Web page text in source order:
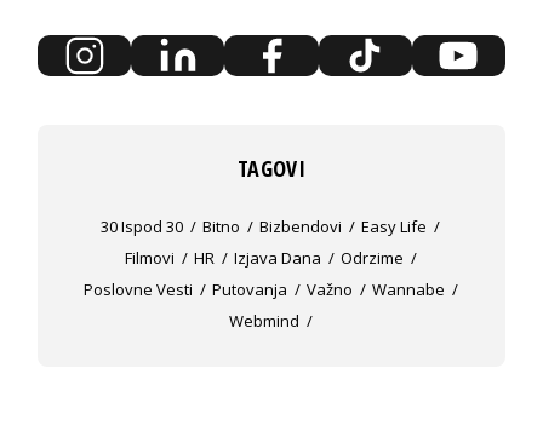
TAGOVI
30 Ispod 30 Bitno Bizbendovi
Easy Life
Filmovi
HR Izjava Dana
Odrzime
Poslovne Vesti
Putovanja Važno
Wannabe
Webmind